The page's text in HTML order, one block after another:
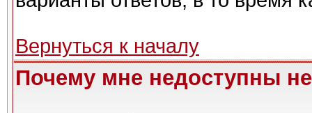
Вернуться к началу
Почему мне недоступны